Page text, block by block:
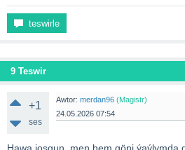
teswirle
9 Teswir
+1
ses
Awtor: merdan96 (Magistr)
24.05.2026 07:54